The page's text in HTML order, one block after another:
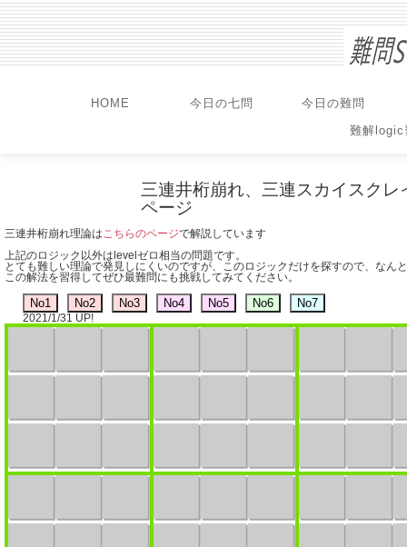
HOME 今日の七問
今日の難問
難解logic
三連井桁崩れ、三連スカイスク
ページ
三連井桁崩れ理論はこちらのページで解説しています
上記のロジック以外はlevelゼロ相当の問題です。
とても難しい理論で発見しにくいのですが、このロジックだけを探すので、な
この解法を習得してぜひ最難問にも挑戦してみてください。
2021/1/31 UP!